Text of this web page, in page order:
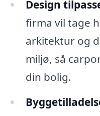
Design
firma vil tage
arkitektur og
miljø, så
din bolig.